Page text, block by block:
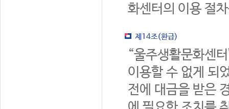
화센터의 이용 절
제14조(환급)
“울주생활문화센
이용할 수 없게 되
전에 대금을 받은